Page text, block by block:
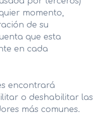
momento,
de su
que esta
en cada
encontrará
o deshabilitar las
más comunes.